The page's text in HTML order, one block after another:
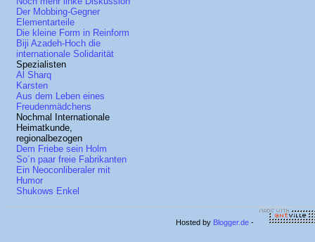
Der Mobbing-Gegner
Elementarteile
Die kleine Form in Reinform
Biji Azadeh-Hoch die
internationale Solidarität
Spezialisten
Al Sharq
Karsten
Aus dem Leben eines
Freudenmädchens
Nochmal Internationale
Heimatkunde,
regionalbezogen
Dem Friebe sein Holm
So´n paar freie Fabrikanten
Ein Neoconliberaler mit
Humor
Shukows Enkel
Hosted by Blogger.de -